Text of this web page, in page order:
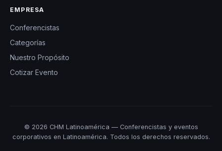
EMPRESA
Conferencistas
Categorías
Nuestro Propósito
Cotizar Evento
© 2026 CHM Latinoamérica — Conferencistas y eventos
corporativos en Latinoamérica. Todos los derechos reservados.